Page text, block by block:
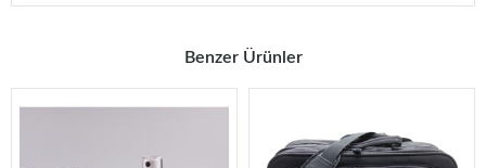
Benzer Ürünler